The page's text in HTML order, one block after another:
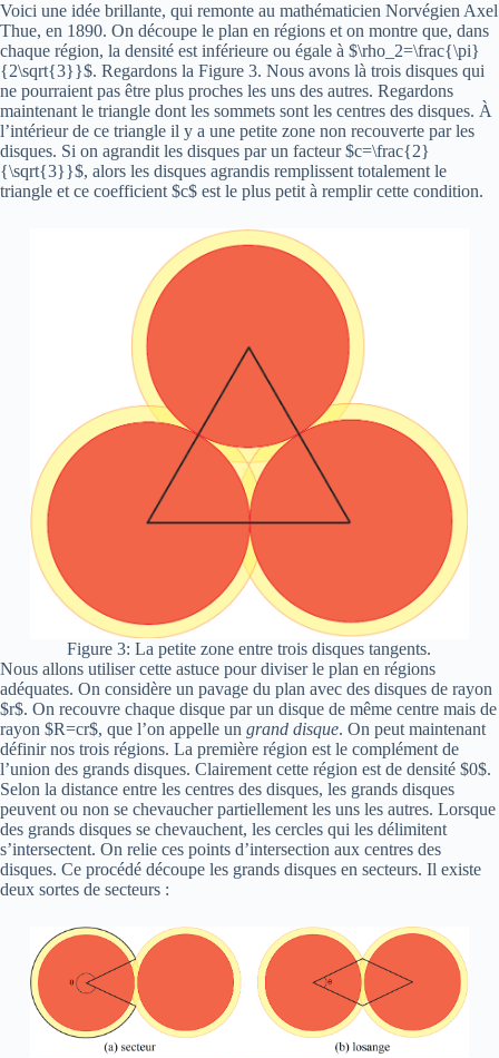
Voici une idée brillante, qui remonte au mathématicien Norvégien Axel
Thue, en 1890. On découpe le plan en régions et on montre que, dans
chaque région, la densité est inférieure ou égale à $\rho_2=\frac{\pi}
{2\sqrt{3}}$. Regardons la Figure 3. Nous avons là trois disques qui
ne pourraient pas être plus proches les uns des autres. Regardons
maintenant le triangle dont les sommets sont les centres des disques. À
l’intérieur de ce triangle il y a une petite zone non recouverte par les
disques. Si on agrandit les disques par un facteur $c=\frac{2}
{\sqrt{3}}$, alors les disques agrandis remplissent totalement le
triangle et ce coefficient $c$ est le plus petit à remplir cette condition.
Figure 3: La petite zone entre trois disques tangents.
Nous allons utiliser cette astuce pour diviser le plan en régions
adéquates. On considère un pavage du plan avec des disques de rayon
$r$. On recouvre chaque disque par un disque de même centre mais de
rayon $R=cr$, que l’on appelle un grand disque. On peut maintenant
définir nos trois régions. La première région est le complément de
l’union des grands disques. Clairement cette région est de densité $0$.
Selon la distance entre les centres des disques, les grands disques
peuvent ou non se chevaucher partiellement les uns les autres. Lorsque
des grands disques se chevauchent, les cercles qui les délimitent
s’intersectent. On relie ces points d’intersection aux centres des
disques. Ce procédé découpe les grands disques en secteurs. Il existe
deux sortes de secteurs :